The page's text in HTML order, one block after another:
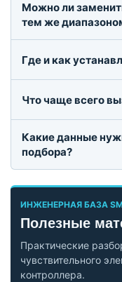
Можно ли
тем же
Где и как
Что чаще всего
Какие данные
подбора?
ИНЖЕНЕРНАЯ БАЗА
Полезные
Практические
чувствительного
контроллера.